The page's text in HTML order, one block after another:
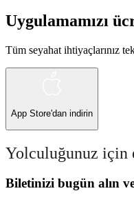
Uygulamamızı
Tüm seyahat ihtiyaçlarınız
App Store'dan indirin
Yolculuğunuz için
Biletinizi bugün alın